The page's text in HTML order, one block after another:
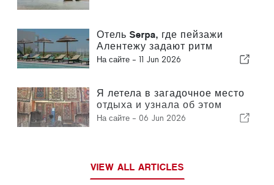
Отель Serpa, где пейзажи
Алентежу задают ритм
времени
На сайте - 11 Jun 2026
Я летела в загадочное место
отдыха и узнала об этом
только после приземления.
На сайте - 06 Jun 2026
VIEW ALL ARTICLES